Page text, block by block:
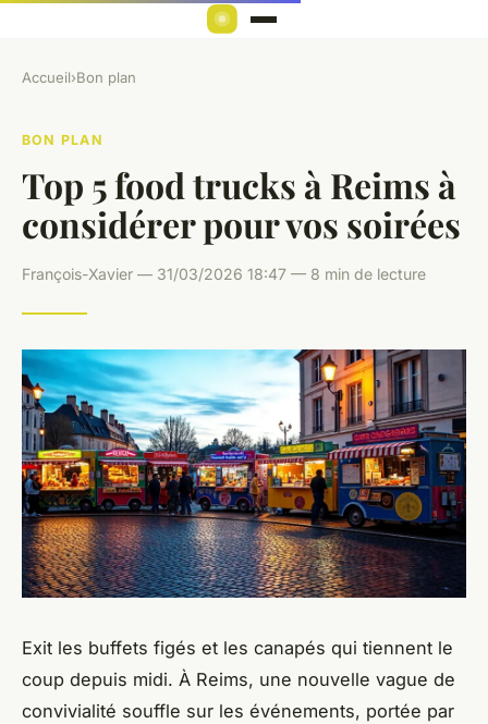
Accueil›Bon plan
BON PLAN
Top 5 food trucks à Reims à
considérer pour vos soirées
François-Xavier — 31/03/2026 18:47 — 8 min de lecture
Exit les buffets figés et les canapés qui tiennent le
coup depuis midi. À Reims, une nouvelle vague de
convivialité souffle sur les événements, portée par